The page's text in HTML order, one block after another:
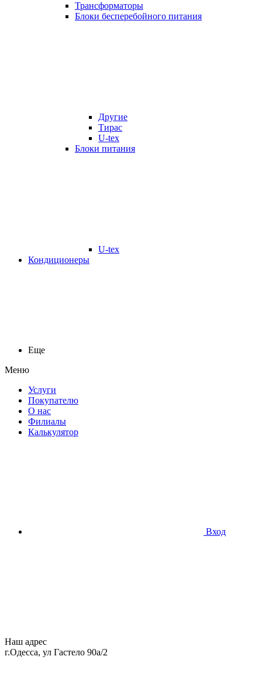
Трансформаторы
Блоки бесперебойного питания
Другие
Тирас
U-tex
Блоки питания
U-tex
Кондиционеры
Еще
Меню
Услуги
Покупателю
О нас
Филиалы
Калькулятор
Вход
Наш адрес
г.Одесса, ул Гастело 90а/2